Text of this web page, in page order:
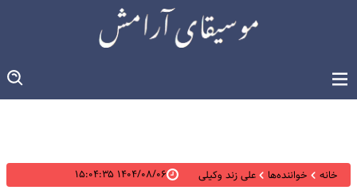
خانه خواننده‌ها علی زند وکیلی ۱۴۰۴/۰۸/۰۶ ۱۵:۰۴:۳۵